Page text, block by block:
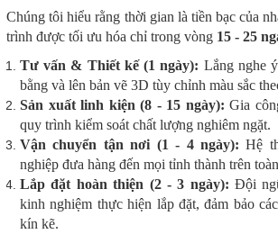
Chúng tôi hiểu rằng thời gian là tiền bạc của
trình được tối ưu hóa chỉ trong vòng 15 - 25
Tư vấn & Thiết kế (1 ngày): Lắng nghe
bằng và lên bản vẽ 3D tùy chỉnh màu sắc
Sản xuất linh kiện (8 - 15 ngày): Gia
quy trình kiểm soát chất lượng nghiêm ngặt.
Vận chuyển tận nơi (1 - 4 ngày): Hệ
nghiệp đưa hàng đến mọi tỉnh thành trên
Lắp đặt hoàn thiện (2 - 3 ngày): Đội
kinh nghiệm thực hiện lắp đặt, đảm bảo
kín kẽ.